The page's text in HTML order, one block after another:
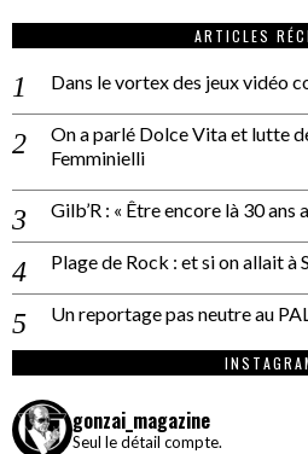
ARTICLES
Dans le vortex des jeux vidéo
On a parlé Dolce Vita et lutte
Femminielli
Gilb’R : « Être encore là 30 ans
Plage de Rock : et si on allait à
Un reportage pas neutre au
gonzai_magazine
Seul le détail compte.